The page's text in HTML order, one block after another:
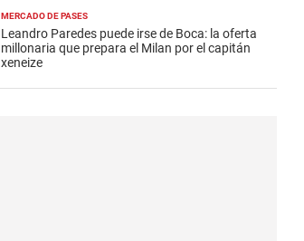
MERCADO DE PASES
Leandro Paredes puede irse de Boca: la oferta
millonaria que prepara el Milan por el capitán
xeneize